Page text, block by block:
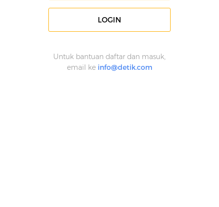
LOGIN
Untuk bantuan daftar dan masuk,
email ke info@detik.com